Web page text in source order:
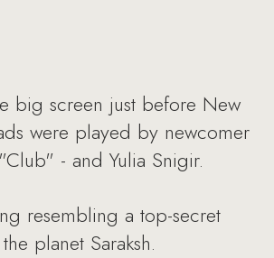
big screen just before New
were played by newcomer
- and Yulia Snigir.
resembling a top-secret
planet Saraksh.